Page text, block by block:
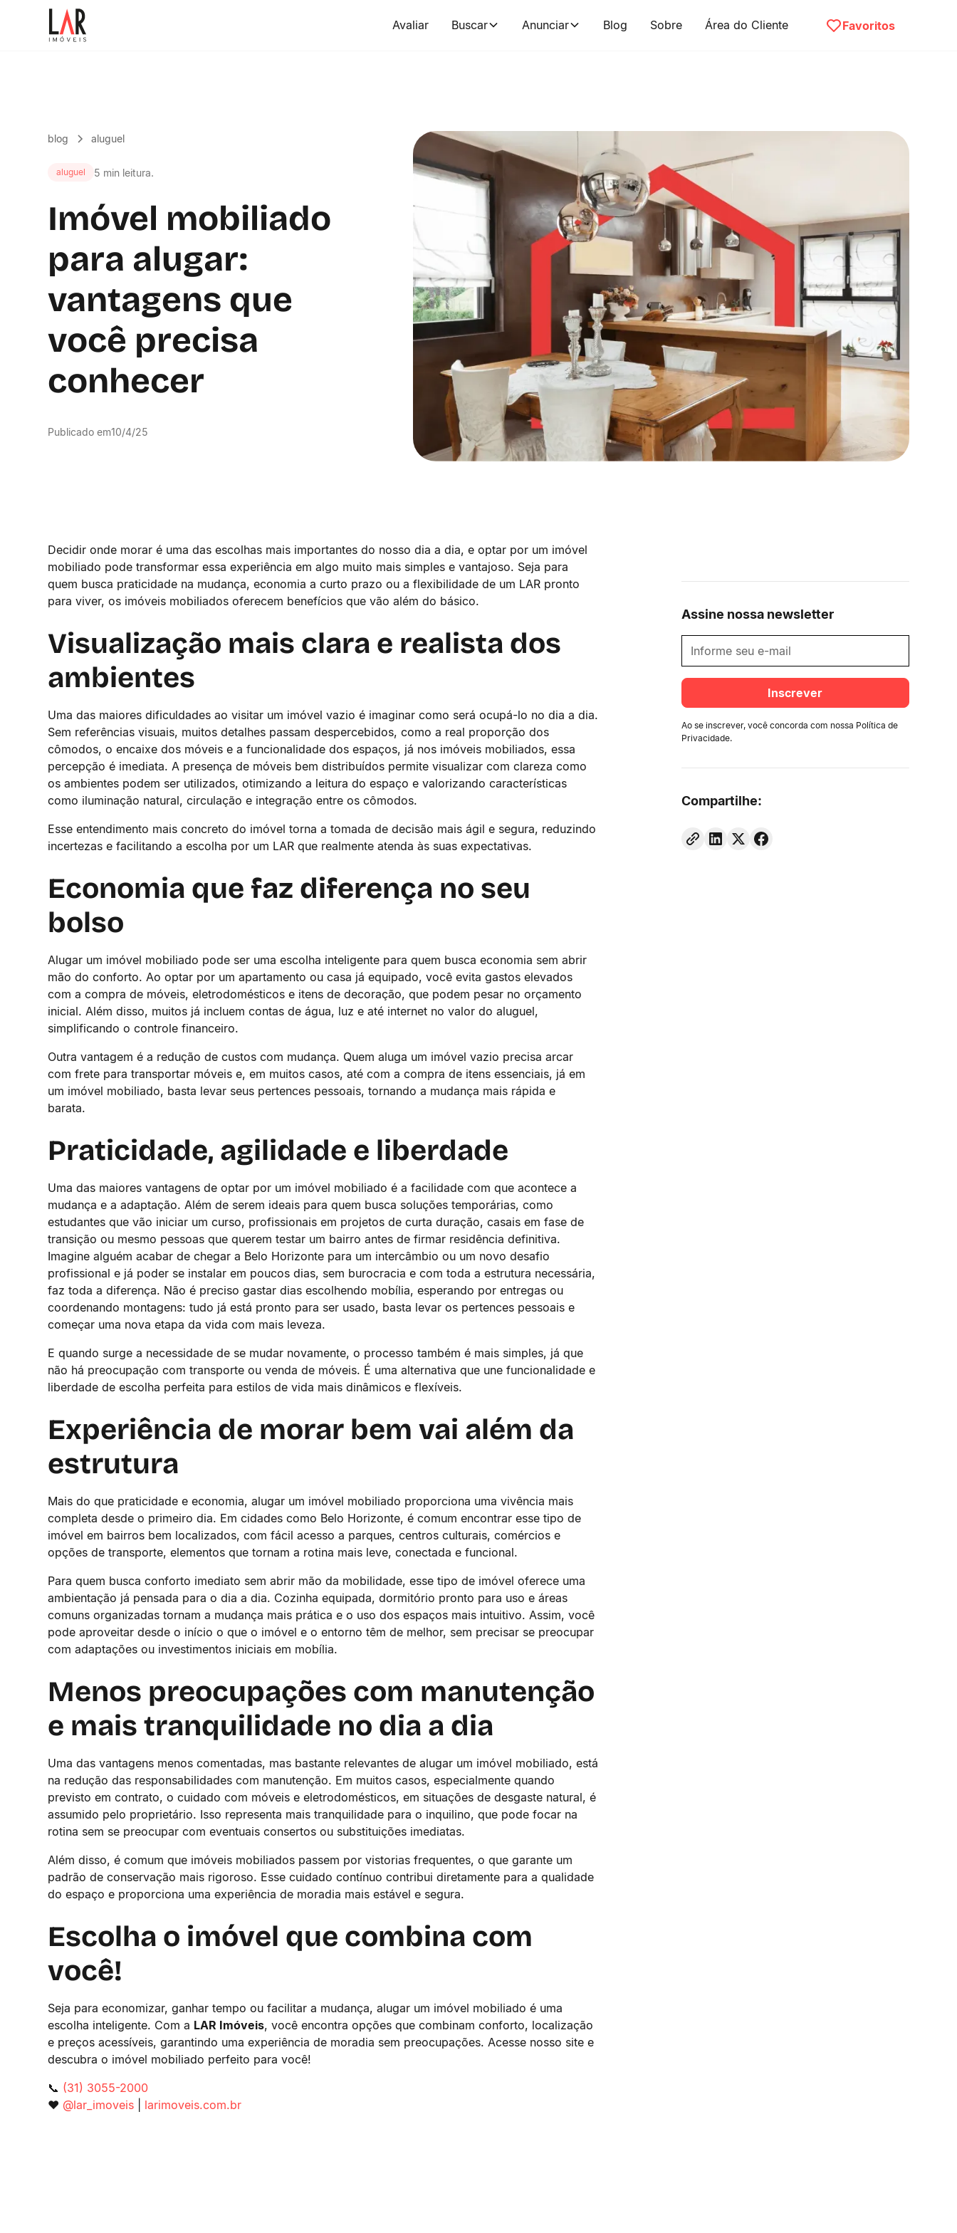
Avaliar Buscar Anunciar Blog Sobre Área do Cliente Favoritos
blog aluguel
aluguel 5 min leitura.
Imóvel mobiliado
para alugar:
vantagens que
você precisa
conhecer
Publicado em10/4/25
Decidir onde morar é uma das escolhas mais importantes do nosso dia a dia, e optar por um imóvel
mobiliado pode transformar essa experiência em algo muito mais simples e vantajoso. Seja para
quem busca praticidade na mudança, economia a curto prazo ou a flexibilidade de um LAR pronto
para viver, os imóveis mobiliados oferecem benefícios que vão além do básico.
Visualização mais clara e realista dos
ambientes
Uma das maiores dificuldades ao visitar um imóvel vazio é imaginar como será ocupá-lo no dia a dia.
Sem referências visuais, muitos detalhes passam despercebidos, como a real proporção dos
cômodos, o encaixe dos móveis e a funcionalidade dos espaços, já nos imóveis mobiliados, essa
percepção é imediata. A presença de móveis bem distribuídos permite visualizar com clareza como
os ambientes podem ser utilizados, otimizando a leitura do espaço e valorizando características
como iluminação natural, circulação e integração entre os cômodos.
Esse entendimento mais concreto do imóvel torna a tomada de decisão mais ágil e segura, reduzindo
incertezas e facilitando a escolha por um LAR que realmente atenda às suas expectativas.
Economia que faz diferença no seu
bolso
Alugar um imóvel mobiliado pode ser uma escolha inteligente para quem busca economia sem abrir
mão do conforto. Ao optar por um apartamento ou casa já equipado, você evita gastos elevados
com a compra de móveis, eletrodomésticos e itens de decoração, que podem pesar no orçamento
inicial. Além disso, muitos já incluem contas de água, luz e até internet no valor do aluguel,
simplificando o controle financeiro.
Outra vantagem é a redução de custos com mudança. Quem aluga um imóvel vazio precisa arcar
com frete para transportar móveis e, em muitos casos, até com a compra de itens essenciais, já em
um imóvel mobiliado, basta levar seus pertences pessoais, tornando a mudança mais rápida e
barata.
Praticidade, agilidade e liberdade
Uma das maiores vantagens de optar por um imóvel mobiliado é a facilidade com que acontece a
mudança e a adaptação. Além de serem ideais para quem busca soluções temporárias, como
estudantes que vão iniciar um curso, profissionais em projetos de curta duração, casais em fase de
transição ou mesmo pessoas que querem testar um bairro antes de firmar residência definitiva.
Imagine alguém acabar de chegar a Belo Horizonte para um intercâmbio ou um novo desafio
profissional e já poder se instalar em poucos dias, sem burocracia e com toda a estrutura necessária,
faz toda a diferença. Não é preciso gastar dias escolhendo mobília, esperando por entregas ou
coordenando montagens: tudo já está pronto para ser usado, basta levar os pertences pessoais e
começar uma nova etapa da vida com mais leveza.
E quando surge a necessidade de se mudar novamente, o processo também é mais simples, já que
não há preocupação com transporte ou venda de móveis. É uma alternativa que une funcionalidade e
liberdade de escolha perfeita para estilos de vida mais dinâmicos e flexíveis.
Experiência de morar bem vai além da
estrutura
Mais do que praticidade e economia, alugar um imóvel mobiliado proporciona uma vivência mais
completa desde o primeiro dia. Em cidades como Belo Horizonte, é comum encontrar esse tipo de
imóvel em bairros bem localizados, com fácil acesso a parques, centros culturais, comércios e
opções de transporte, elementos que tornam a rotina mais leve, conectada e funcional.
Para quem busca conforto imediato sem abrir mão da mobilidade, esse tipo de imóvel oferece uma
ambientação já pensada para o dia a dia. Cozinha equipada, dormitório pronto para uso e áreas
comuns organizadas tornam a mudança mais prática e o uso dos espaços mais intuitivo. Assim, você
pode aproveitar desde o início o que o imóvel e o entorno têm de melhor, sem precisar se preocupar
com adaptações ou investimentos iniciais em mobília.
Menos preocupações com manutenção
e mais tranquilidade no dia a dia
Uma das vantagens menos comentadas, mas bastante relevantes de alugar um imóvel mobiliado, está
na redução das responsabilidades com manutenção. Em muitos casos, especialmente quando
previsto em contrato, o cuidado com móveis e eletrodomésticos, em situações de desgaste natural, é
assumido pelo proprietário. Isso representa mais tranquilidade para o inquilino, que pode focar na
rotina sem se preocupar com eventuais consertos ou substituições imediatas.
Além disso, é comum que imóveis mobiliados passem por vistorias frequentes, o que garante um
padrão de conservação mais rigoroso. Esse cuidado contínuo contribui diretamente para a qualidade
do espaço e proporciona uma experiência de moradia mais estável e segura.
Escolha o imóvel que combina com
você!
Seja para economizar, ganhar tempo ou facilitar a mudança, alugar um imóvel mobiliado é uma
escolha inteligente. Com a LAR Imóveis, você encontra opções que combinam conforto, localização
e preços acessíveis, garantindo uma experiência de moradia sem preocupações. Acesse nosso site e
descubra o imóvel mobiliado perfeito para você!
📞 (31) 3055-2000
❤️ @lar_imoveis larimoveis.com.br
Assine nossa newsletter
Ao se inscrever, você concorda com nossa Política de
Privacidade.
Compartilhe: